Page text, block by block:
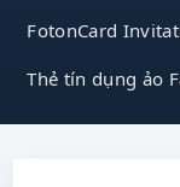
FotonCard
Thẻ tín dụng ảo